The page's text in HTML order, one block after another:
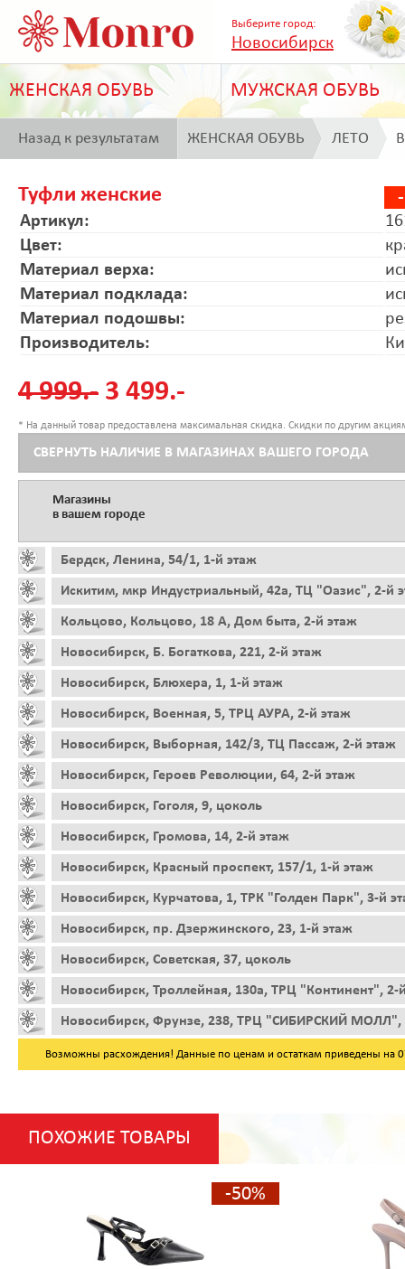
Выберите город:
Новосибирск
ЖЕНСКАЯ ОБУВЬ МУЖСКАЯ ОБУВЬ
Назад к результатам ЖЕНСКАЯ ОБУВЬ ЛЕТО
Туфли женские
Артикул:
Цвет:
Материал верха:
Материал подклада:
Материал подошвы:
Производитель:
4 999.- 3 499.-
* На данный товар предоставлена максимальная скидка. Скидки по другим
СВЕРНУТЬ НАЛИЧИЕ В МАГАЗИНАХ ВАШЕГО ГОРОДА
Магазины
в вашем городе
Бердск, Ленина, 54/1, 1-й этаж
Искитим, мкр Индустриальный, 42а, ТЦ "Оазис", 2-й
Кольцово, Кольцово, 18 А, Дом быта, 2-й этаж
Новосибирск, Б. Богаткова, 221, 2-й этаж
Новосибирск, Блюхера, 1, 1-й этаж
Новосибирск, Военная, 5, ТРЦ АУРА, 2-й этаж
Новосибирск, Выборная, 142/3, ТЦ Пассаж, 2-й этаж
Новосибирск, Героев Революции, 64, 2-й этаж
Новосибирск, Гоголя, 9, цоколь
Новосибирск, Громова, 14, 2-й этаж
Новосибирск, Красный проспект, 157/1, 1-й этаж
Новосибирск, Курчатова, 1, ТРК "Голден Парк", 3-й
Новосибирск, пр. Дзержинского, 23, 1-й этаж
Новосибирск, Советская, 37, цоколь
Новосибирск, Троллейная, 130а, ТРЦ "Континент", 2-
Новосибирск, Фрунзе, 238, ТРЦ "СИБИРСКИЙ МОЛЛ",
Возможны расхождения! Данные по ценам и остаткам приведены на
ПОХОЖИЕ ТОВАРЫ
-50%